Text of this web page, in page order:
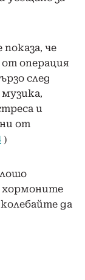
че
операция
след
и
от
)
хормоните
да